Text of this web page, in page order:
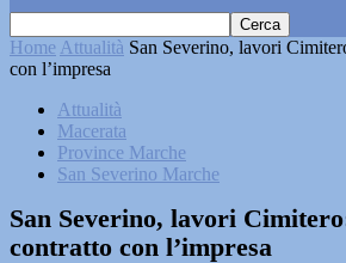
Home Attualità San Severino, lavori
con l’impresa
Attualità
Macerata
Province Marche
San Severino Marche
San Severino, lavori
contratto con l’impresa